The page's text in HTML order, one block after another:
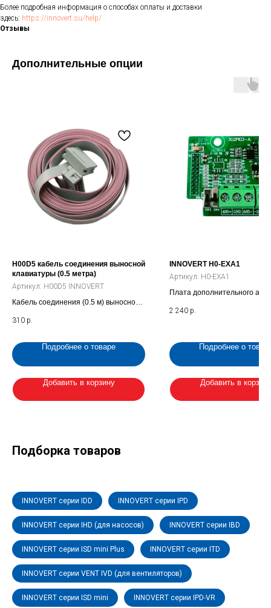
Более подробная информация о способах оплаты и доставки
здесь: https://innovert.su/help/
Отзывы
Дополнительные опции
H00D5 кабель соединения выносной
клавиатуры (0.5 метра)
Артикул: H00D5 INNOVERT
Кабель соединения (0.5 м) выносной
преобразователя (H00D5 INNOVERT)
310 р.
Подробнее о товаре
Добавить в корзину
INNOVERT H0-EXA1
Артикул: H0-EXA1
Плата дополнительного
2 240 р.
Подробнее о
Добавить в
Подборка товаров
INNOVERT серии IDD INNOVERT серии IPD
INNOVERT серии IHD (для насосов) INNOVERT серии IBD
INNOVERT серии ISD mini Plus INNOVERT серии ITD
INNOVERT серии VENT IVD (для вентиляторов)
INNOVERT серии ISD mini INNOVERT серии IPD-VR